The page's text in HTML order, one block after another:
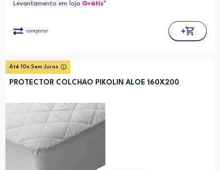
Levantamento em loja Grátis*
comparar
Até 10x Sem Juros
PROTECTOR COLCHAO PIKOLIN ALOE 160X200